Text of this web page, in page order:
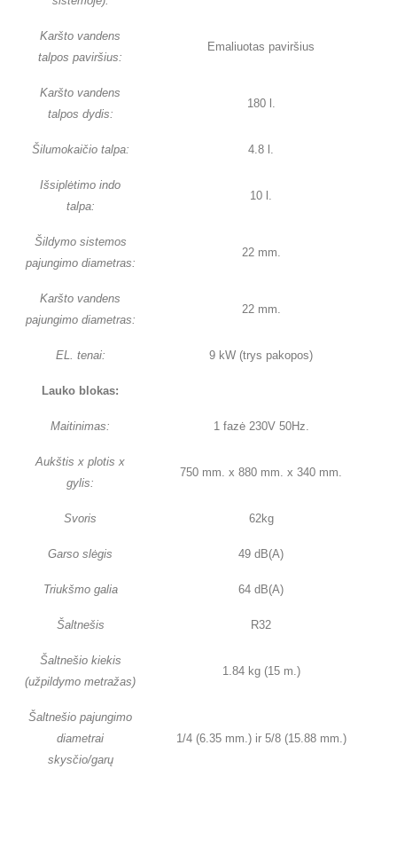
Karšto vandens
talpos paviršius:
Emaliuotas paviršius
Karšto vandens
talpos dydis:
180 l.
Šilumokaičio talpa: 4.8 l.
Išsiplėtimo indo
talpa:
10 l.
Šildymo sistemos
pajungimo diametras:
22 mm.
Karšto vandens
pajungimo diametras:
22 mm.
EL. tenai: 9 kW (trys pakopos)
Lauko blokas:
Maitinimas: 1 fazė 230V 50Hz.
Aukštis x plotis x
gylis:
750 mm. x 880 mm. x 340 mm.
Svoris 62kg
Garso slėgis 49 dB(A)
Triukšmo galia 64 dB(A)
Šaltnešis R32
Šaltnešio kiekis
(užpildymo metražas)
1.84 kg (15 m.)
Šaltnešio pajungimo
diametrai
skysčio/garų
1/4 (6.35 mm.) ir 5/8 (15.88 mm.)